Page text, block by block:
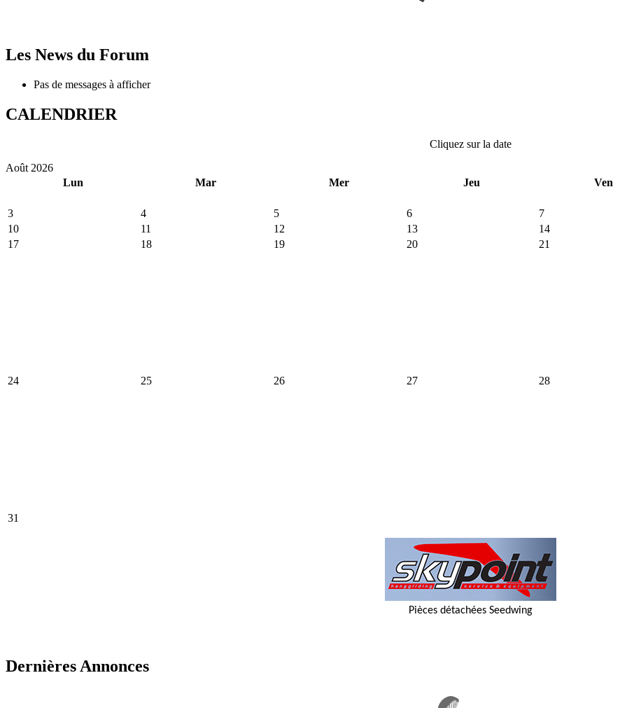
Les News du Forum
Pas de messages à afficher
CALENDRIER
Cliquez sur la date
Août 2026
Lun
Mar Mer Jeu Ven
3 4 5 6
7
10
11 12 13
14
17
18 19 20 21
24 25 26 27 28
31
Pièces détachées Seedwing
Dernières Annonces